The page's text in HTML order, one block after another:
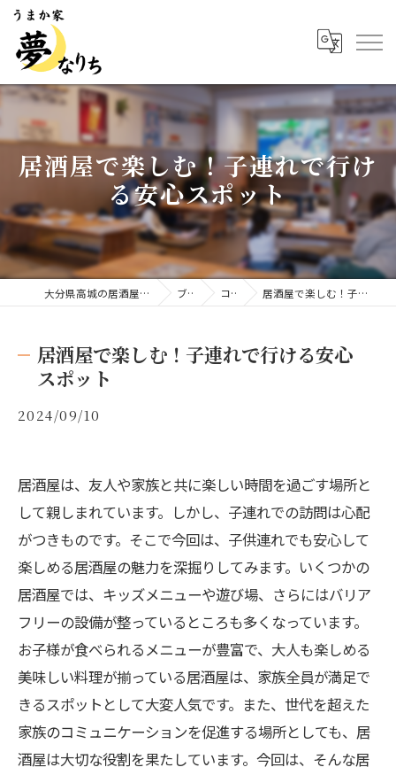
居酒屋で楽しむ！子連れで行け
る安心スポット
大分県高城の居酒屋ならうまか家 夢なりち ブログ コラム 居酒屋で楽しむ！子連れで行ける安心スポット
居酒屋で楽しむ！子連れで行ける安心
スポット
2024/09/10
居酒屋は、友人や家族と共に楽しい時間を過ごす場所と
して親しまれています。しかし、子連れでの訪問は心配
がつきものです。そこで今回は、子供連れでも安心して
楽しめる居酒屋の魅力を深掘りしてみます。いくつかの
居酒屋では、キッズメニューや遊び場、さらにはバリア
フリーの設備が整っているところも多くなっています。
お子様が食べられるメニューが豊富で、大人も楽しめる
美味しい料理が揃っている居酒屋は、家族全員が満足で
きるスポットとして大変人気です。また、世代を超えた
家族のコミュニケーションを促進する場所としても、居
酒屋は大切な役割を果たしています。今回は、そんな居